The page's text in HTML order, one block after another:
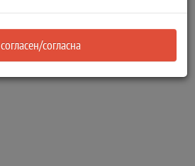
Я согласен/согласна